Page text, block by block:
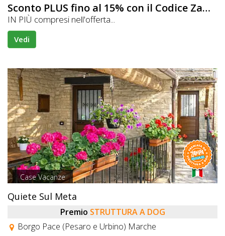
Sconto PLUS fino al 15% con il Codice Zampa
IN PIÙ compresi nell'offerta...
Vedi
Case Vacanze
Quiete Sul Meta
Premio STRUTTURA A DOG
Borgo Pace (Pesaro e Urbino) Marche